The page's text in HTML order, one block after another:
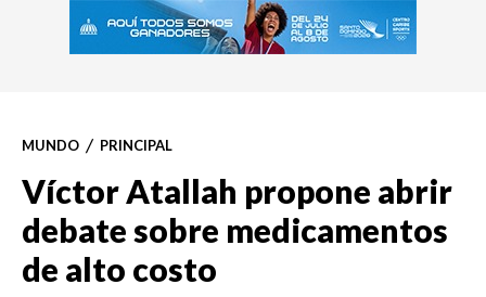
MUNDO PRINCIPAL
Víctor Atallah propone abrir
debate sobre medicamentos
de alto costo